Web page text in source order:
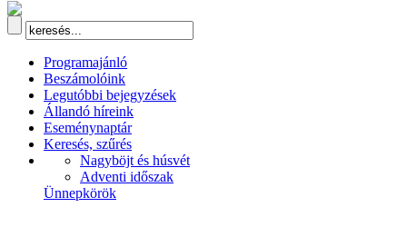
Programajánló
Beszámolóink
Legutóbbi bejegyzések
Állandó híreink
Eseménynaptár
Keresés, szűrés
Nagyböjt és húsvét
Adventi időszak
Ünnepkörök